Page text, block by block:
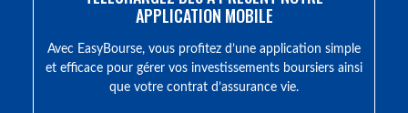
APPLICATION MOBILE
Avec EasyBourse, vous profitez d’une application simple
et efficace pour gérer vos investissements boursiers ainsi
que votre contrat d’assurance vie.